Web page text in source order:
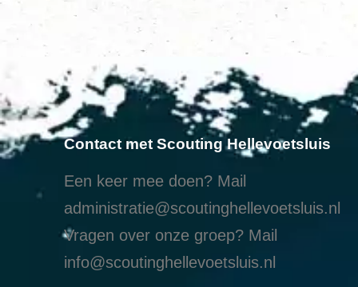
Contact met Scouting Hellevoetsluis
Een keer mee doen? Mail
administratie@scoutinghellevoetsluis.nl
Vragen over onze groep? Mail
info@scoutinghellevoetsluis.nl